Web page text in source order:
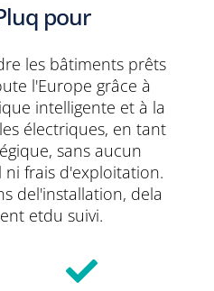
pour
les bâtiments prêts
l'Europe grâce à
intelligente et à la
électriques, en tant
sans aucun
ni frais d'exploitation.
del'installation, dela
etdu suivi.